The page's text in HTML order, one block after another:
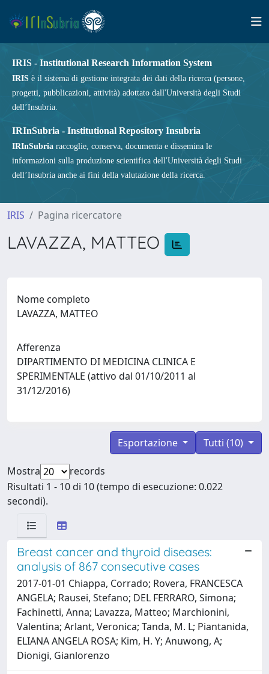
IRIS - Institutional Research Information System
IRIS è il sistema di gestione integrata dei dati della ricerca (persone,
progetti, pubblicazioni, attività) adottato dall'Università degli Studi
dell’Insubria.
IRInSubria - Institutional Repository Insubria
IRInSubria raccoglie, conserva, documenta e dissemina le
informazioni sulla produzione scientifica dell'Università degli Studi
dell’Insubria anche ai fini della valutazione della ricerca.
IRIS Pagina ricercatore
LAVAZZA, MATTEO
Nome completo
LAVAZZA, MATTEO
Afferenza
DIPARTIMENTO DI MEDICINA CLINICA E
SPERIMENTALE (attivo dal 01/10/2011 al
31/12/2016)
Tutti (10)
Esportazione
Mostra
records
Risultati 1 - 10 di 10 (tempo di esecuzione: 0.022
secondi).
Breast cancer and thyroid diseases:
analysis of 867 consecutive cases
2017-01-01 Chiappa, Corrado; Rovera, FRANCESCA
ANGELA; Rausei, Stefano; DEL FERRARO, Simona;
Fachinetti, Anna; Lavazza, Matteo; Marchionini,
Valentina; Arlant, Veronica; Tanda, M. L; Piantanida,
ELIANA ANGELA ROSA; Kim, H. Y; Anuwong, A;
Dionigi, Gianlorenzo